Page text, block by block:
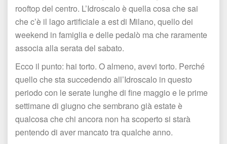
rooftop del centro. L’Idroscalo è quella cosa che sai
che c’è il lago artificiale a est di Milano, quello dei
weekend in famiglia e delle pedalò ma che raramente
associa alla serata del sabato.
Ecco il punto: hai torto. O almeno, avevi torto. Perché
quello che sta succedendo all’Idroscalo in questo
periodo con le serate lunghe di fine maggio e le prime
ettimane di giugno che sembrano già estate è
qualcosa che chi ancora non ha scoperto si starà
pentendo di aver mancato tra qualche anno.